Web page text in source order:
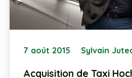
7 août 2015 Sylvain
Acquisition de Taxi